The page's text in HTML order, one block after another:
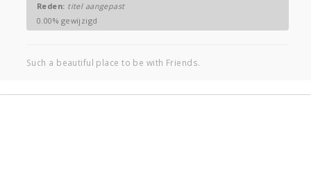
Reden: titel aangepast
0.00% gewijzigd
Such a beautiful place to be with Friends.